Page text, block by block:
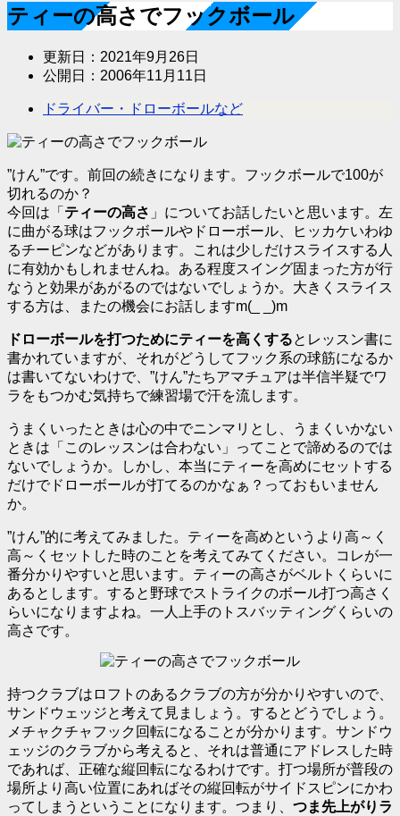
ティーの高さでフックボール
更新日： 2021年9月26日
公開日： 2006年11月11日
ドライバー・ドローボールなど
”けん”です。前回の続きになります。フックボールで100が
切れるのか？
今回は「 ティーの高さ 」についてお話したいと思います。左
に曲がる球はフックボールやドローボール、ヒッカケいわゆ
るチーピンなどがあります。これは少しだけスライスする人
に有効かもしれませんね。ある程度スイング固まった方が行
なうと効果があがるのではないでしょうか。大きくスライス
する方は、またの機会にお話しますm(_ _)m
ドローボールを打つためにティーを高くするとレッスン書に
書かれていますが、それがどうしてフック系の球筋になるか
は書いてないわけで、”けん”たちアマチュアは半信半疑でワ
ラをもつかむ気持ちで練習場で汗を流します。
うまくいったときは心の中でニンマリとし、うまくいかない
ときは「このレッスンは合わない」ってことで諦めるのでは
ないでしょうか。しかし、本当にティーを高めにセットする
だけでドローボールが打てるのかなぁ？っておもいません
か。
”けん”的に考えてみました。ティーを高めというより高～く
高～くセットした時のことを考えてみてください。コレが一
番分かりやすいと思います。ティーの高さがベルトくらいに
あるとします。すると野球でストライクのボール打つ高さく
らいになりますよね。一人上手のトスバッティングくらいの
高さです。
持つクラブはロフトのあるクラブの方が分かりやすいので、
サンドウェッジと考えて見ましょう。するとどうでしょう。
メチャクチャフック回転になることが分かります。サンドウ
ェッジのクラブから考えると、それは普通にアドレスした時
であれば、正確な縦回転になるわけです。打つ場所が普段の
場所より高い位置にあればその縦回転がサイドスピンにかわ
ってしまうということになります。つまり、 つま先上がりラ